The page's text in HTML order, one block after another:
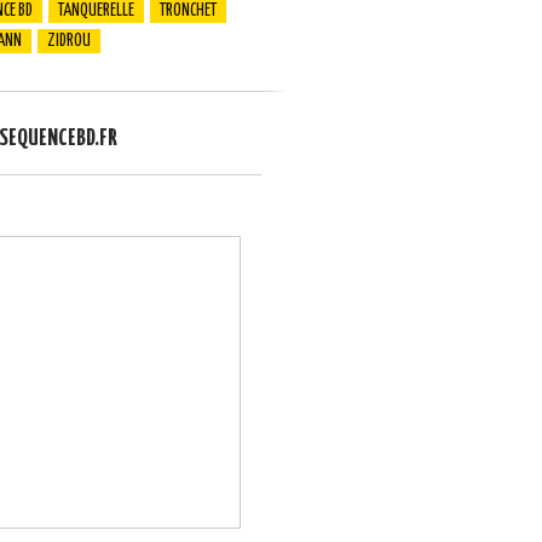
BD
TANQUERELLE
TRONCHET
ZIDROU